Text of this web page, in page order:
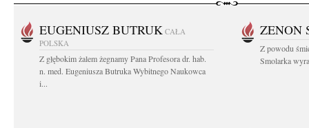
EUGENIUSZ BUTRUK CAŁA
POLSKA
Z głębokim żalem żegnamy Pana Profesora dr. hab.
n. med. Eugeniusza Butruka Wybitnego Naukowca
i...
ZENON
Z powodu
Smolarka